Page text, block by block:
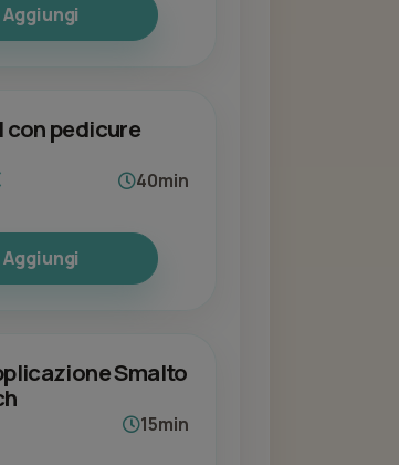
Aggiungi
con pedicure
40min
Aggiungi
Smalto
15min